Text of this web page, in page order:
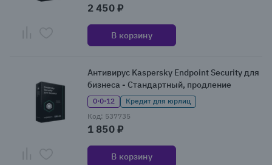
2 450 ₽
В корзину
Антивирус Kaspersky Endpoint Security для
бизнеса - Стандартный, продление
0·0·12
Кредит для юрлиц
Код: 537735
1 850 ₽
В корзину